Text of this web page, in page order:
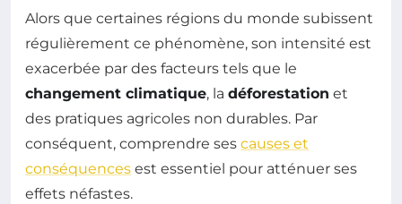
Alors que certaines régions du monde subissent
régulièrement ce phénomène, son intensité est
exacerbée par des facteurs tels que le
changement climatique, la déforestation et
des pratiques agricoles non durables. Par
conséquent, comprendre ses causes et
conséquences est essentiel pour atténuer ses
effets néfastes.